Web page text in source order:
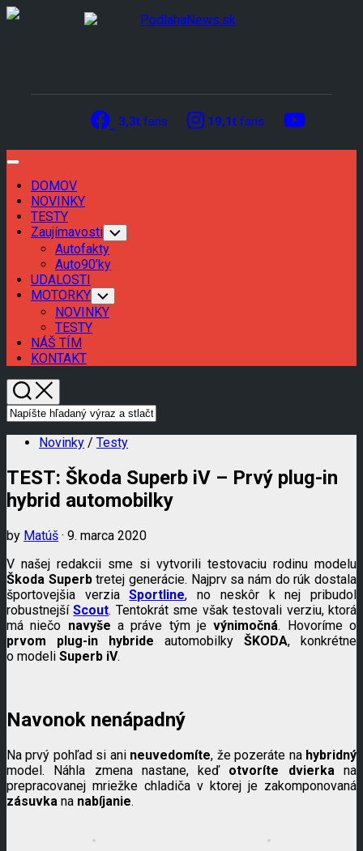
Skip
3,3tfans 19,1tfans
Expand
MenuDOMOV
Current
Page
Parent
NOVINKY
Current
Page
Parent
TESTY
Zaujímavosti Toggle
Child
Menu
Autofakty
Auto90’ky
UDALOSTI
MOTORKY Toggle
Child
Menu
NOVINKY
TESTY
NÁŠ TÍM
KONTAKT
Novinky / Testy
TEST: Škoda Superb iV – Prvý plug-in
hybrid automobilky
by Matúš · 9. marca 2020
V našej redakcii sme si vytvorili testovaciu rodinu modelu
Škoda Superbtretej generácie. Najprv sa nám do rúk dostala
športovejšia verziaSportline, no neskôr k nej pribudol
robustnejšíScout. Tentokrát sme však testovali verziu, ktorá
má niečo navyše a práve tým jevýnimočná. Hovoríme o
prvom plug-in hybride automobilky ŠKODA, konkrétne
o modeli Superb iV.
Navonok nenápadný
Na prvý pohľad si ani neuvedomíte, že pozeráte na hybridný
model. Náhla zmena nastane, keď otvoríte dvierka na
prepracovanej mriežke chladiča v ktorej je zakomponovaná
zásuvka na nabíjanie.